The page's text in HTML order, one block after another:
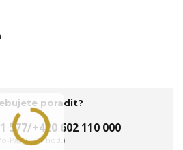
poradit?
577/+420 602 110 000
Pá, 9 - 20 hod.)